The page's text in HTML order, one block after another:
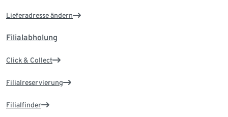
Lieferadresse ändern
Filialabholung
Click & Collect
Filialreservierung
Filialfinder